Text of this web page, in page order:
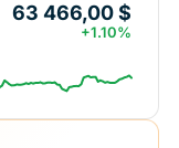
63 466,00 $
+1.10%